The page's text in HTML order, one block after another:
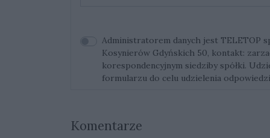
Administratorem danych jest TELETOP
Kosynierów Gdyńskich 50, kontakt:
korespondencyjnym siedziby spółki.
formularzu do celu udzielenia
Komentarze